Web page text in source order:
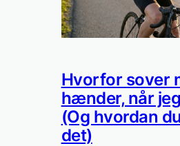
Hvorfor sover
hænder, når
(Og hvordan
det)